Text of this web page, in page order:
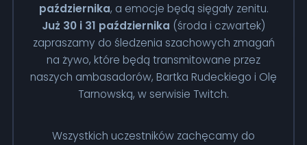
października, a emocje będą sięgały zenitu.
Już 30 i 31 października (środa i czwartek)
zapraszamy do śledzenia szachowych zmagań
na żywo, które będą transmitowane przez
naszych ambasadorów, Bartka Rudeckiego i Olę
Tarnowską, w serwisie Twitch.
Wszystkich uczestników zachęcamy do